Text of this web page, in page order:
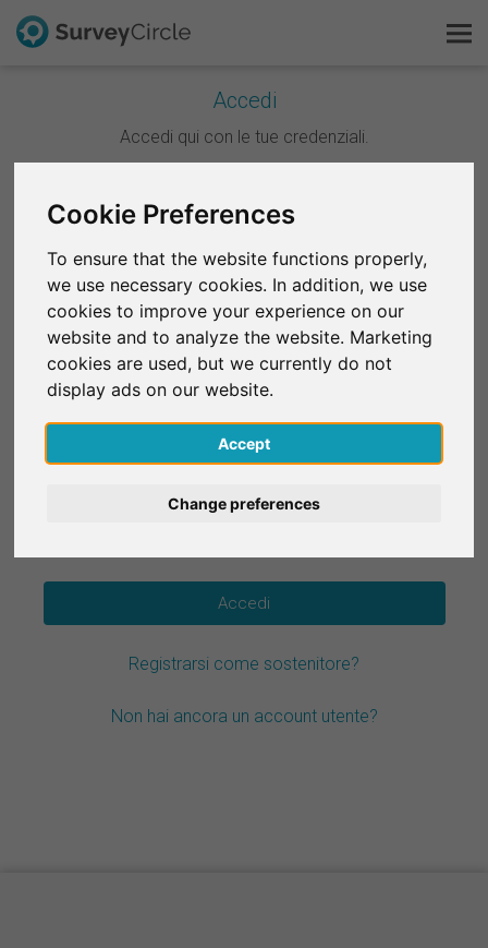
Cookie Preferences
To ensure that the website functions properly,
we use necessary cookies. In addition, we use
cookies to improve your experience on our
website and to analyze the website. Marketing
cookies are used, but we currently do not
display ads on our website.
Accept
Change preferences
Accedi
Accedi qui con le tue credenziali.
Continua con Google
Continua con Facebook
OPPURE
E-mail*
Password*
Registrarsi come sostenitore?
Non hai ancora un account utente?
Questo è SurveyCircle
FAQ
Registrati gratis
Accedi
English
Deutsch
Français